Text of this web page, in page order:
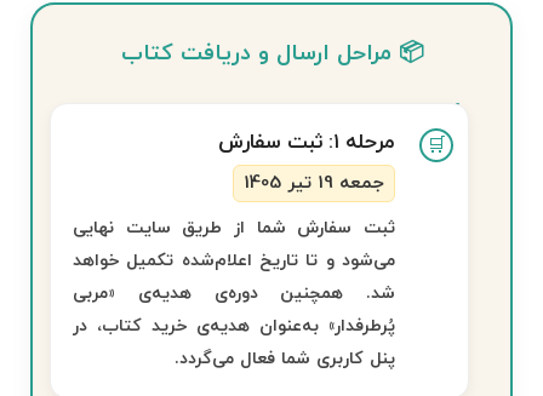
📦 مراحل ارسال و دریافت کتاب
🛒 مرحله ۱: ثبت سفارش
جمعه 19 تیر 1405
ثبت سفارش شما از طریق سایت نهایی
می‌شود و تا تاریخ اعلام‌شده تکمیل خواهد
شد. همچنین دوره‌ی هدیه‌ی «مربی
پُرطرفدار» به‌عنوان هدیه‌ی خرید کتاب، در
پنل کاربری شما فعال می‌گردد.